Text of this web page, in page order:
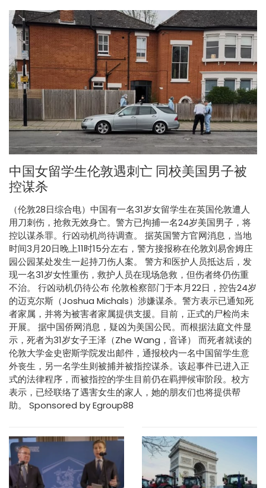
中国女留学生伦敦遇刺亡 同校美国男子被
控谋杀
（伦敦28日综合电）中国有一名31岁女留学生在英国伦敦遭人
用刀刺伤，抢救无效身亡。警方已拘捕一名24岁美国男子，将
控以谋杀罪。行凶动机尚待调查。 据英国警方官网消息，当地
时间3月20日晚上11时15分左右，警方接报称在伦敦刘易舍姆庄
园公园某处发生一起持刀伤人案。 警方和医护人员抵达后，发
现一名31岁女性重伤，救护人员在现场急救，但伤者终仍伤重
不治。 行凶动机仍待公布 伦敦检察部门于本月22日，控告24岁
的迈克尔斯（Joshua Michals）涉嫌谋杀。警方表示已通知死
者家属，并将为被害者家属提供支援。目前，正式的尸检尚未
开展。 据中国侨网消息，疑凶为美国公民。而根据法庭文件显
示，死者为31岁女子王泽（Zhe Wang，音译） 而死者就读的
伦敦大学金史密斯学院发出邮件，通报校内一名中国留学生意
外丧生，另一名学生则被捕并被指控谋杀。该起事件已进入正
式的法律程序，而被指控的学生目前仍在羁押候审阶段。校方
表示，已经联络了遇害女生的家人，她的朋友们也将提供帮
助。 Sponsored by Egroup88